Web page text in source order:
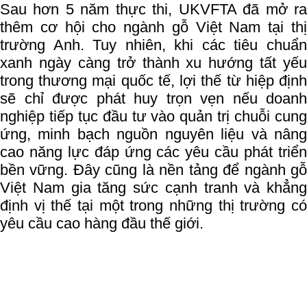
Sau hơn 5 năm thực thi, UKVFTA đã mở ra
thêm cơ hội cho ngành gỗ Việt Nam tại thị
trường Anh. Tuy nhiên, khi các tiêu chuẩn
xanh ngày càng trở thành xu hướng tất yếu
trong thương mại quốc tế, lợi thế từ hiệp định
sẽ chỉ được phát huy trọn vẹn nếu doanh
nghiệp tiếp tục đầu tư vào quản trị chuỗi cung
ứng, minh bạch nguồn nguyên liệu và nâng
cao năng lực đáp ứng các yêu cầu phát triển
bền vững. Đây cũng là nền tảng để ngành gỗ
Việt Nam gia tăng sức cạnh tranh và khẳng
định vị thế tại một trong những thị trường có
yêu cầu cao hàng đầu thế giới.